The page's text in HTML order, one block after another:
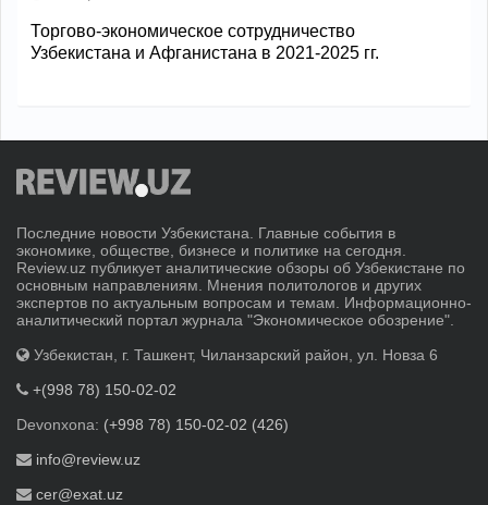
Торгово-экономическое сотрудничество
Узбекистана и Афганистана в 2021-2025 гг.
Последние новости Узбекистана. Главные события в
экономике, обществе, бизнесе и политике на сегодня.
Review.uz публикует аналитические обзоры об Узбекистане по
основным направлениям. Мнения политологов и других
экспертов по актуальным вопросам и темам. Информационно-
аналитический портал журнала "Экономическое обозрение".
Узбекистан, г. Ташкент, Чиланзарский район, ул. Новза 6
+(998 78) 150-02-02
Devonxona: (+998 78) 150-02-02 (426)
info@review.uz
cer@exat.uz